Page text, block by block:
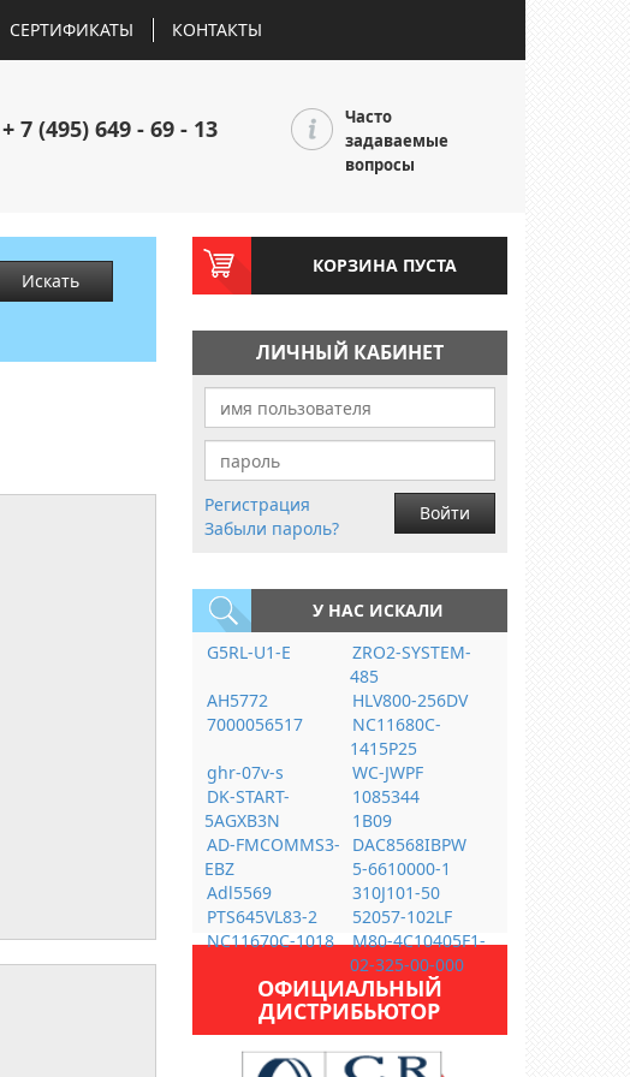
СЕРТИФИКАТЫ КОНТАКТЫ
+ 7 (495) 649 - 69 - 13
Часто
задаваемые
вопросы
Искать
КОРЗИНА ПУСТА
ЛИЧНЫЙ КАБИНЕТ
Регистрация
Забыли пароль?
Войти
У НАС ИСКАЛИ
G5RL-U1-E
ZRO2-SYSTEM-
485
AH5772
HLV800-256DV
7000056517
NC11680C-
1415P25
ghr-07v-s
WC-JWPF
DK-START-
5AGXB3N
1085344
1B09
AD-FMCOMMS3-
EBZ
DAC8568IBPW
5-6610000-1
Adl5569
310J101-50
PTS645VL83-2
52057-102LF
NC11670C-1018
M80-4C10405F1-
02-325-00-000
ОФИЦИАЛЬНЫЙ
ДИСТРИБЬЮТОР